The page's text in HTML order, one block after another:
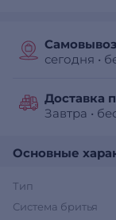
сегодня •
Доставка
Завтра •
Основные
Тип
Система бритья